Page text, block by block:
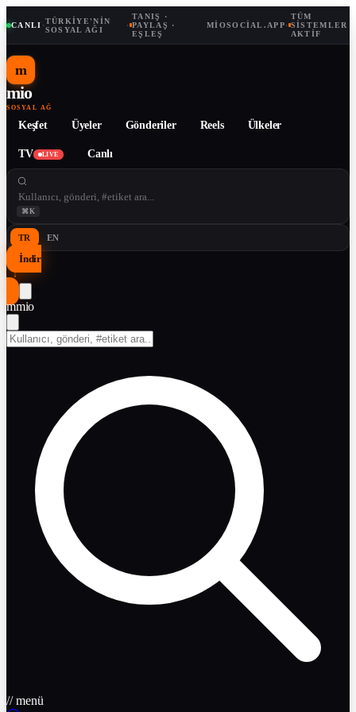
CANLI ·TÜRKIYE'NIN
SOSYAL AĞI
·
TANIŞ ·
PAYLAŞ ·
EŞLEŞ
MIOSOCIAL.APP·
TÜM
SISTEMLER
AKTIF
m
mio
SOSYAL AĞ
Keşfet Üyeler Gönderiler Reels Ülkeler
TV LIVE Canlı
⌘K
TR EN
İndir
↓
mmio
// menü